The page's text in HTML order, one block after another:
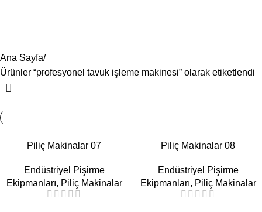
Ana Sayfa
Ürünler “profesyonel tavuk işleme makinesi” olarak etiketlendi
Piliç Makinalar 07
Endüstriyel Pişirme
Ekipmanları, Piliç Makinalar
Piliç Makinalar 08
Endüstriyel Pişirme
Ekipmanları, Piliç Makinalar